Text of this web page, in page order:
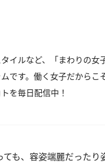
イルなど、「まわりの女
です。働く女子だからこ
を毎日配信中！
ても、容姿端麗だったり